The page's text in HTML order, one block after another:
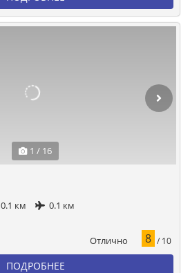
1 / 16
0.1 км 0.1 км
Отлично 8 / 10
ПОДРОБНЕЕ